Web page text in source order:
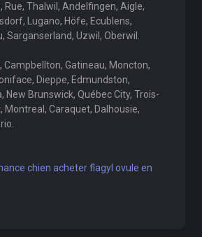
Rue, Thalwil, Andelfingen, Aigle,
Lugano, Höfe, Ecublens,
Sarganserland, Uzwil, Oberwil.
Campbellton, Gatineau, Moncton,
Dieppe, Edmundston,
New Brunswick, Québec City, Trois-
Montreal, Caraquet, Dalhousie,
chien acheter flagyl ovule en